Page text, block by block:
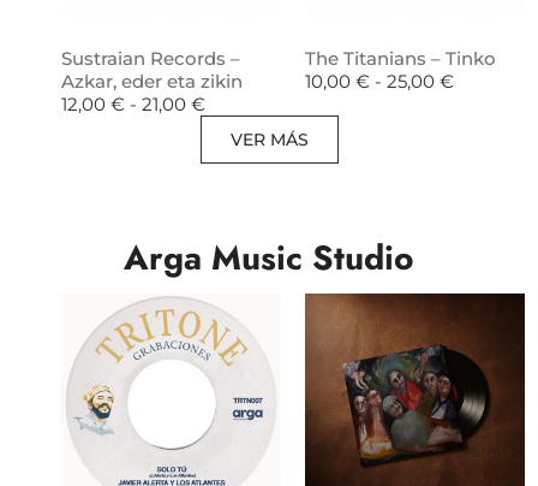
Sustraian Records –
Azkar, eder eta zikin
12,00 € - 21,00 €
The Titanians – Tinko
10,00 € - 25,00 €
VER MÁS
Arga Music Studio